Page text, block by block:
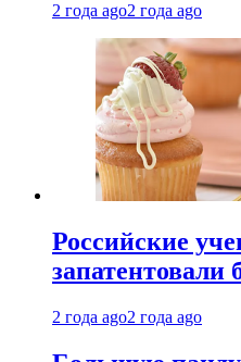
2 года ago2 года ago
Российские
запатентовали
2 года ago2 года ago